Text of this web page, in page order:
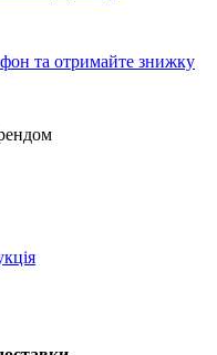
та отримайте знижку